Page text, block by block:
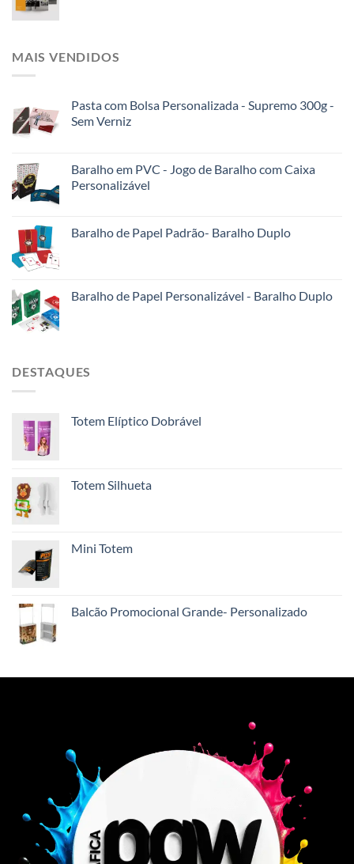
MAIS VENDIDOS
Pasta com Bolsa Personalizada - Supremo 300g -
Sem Verniz
Baralho em PVC - Jogo de Baralho com Caixa
Personalizável
Baralho de Papel Padrão- Baralho Duplo
Baralho de Papel Personalizável - Baralho Duplo
DESTAQUES
Totem Elíptico Dobrável
Totem Silhueta
Mini Totem
Balcão Promocional Grande- Personalizado